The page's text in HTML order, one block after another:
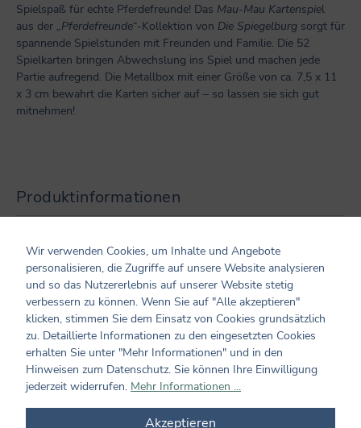
Spielspaß für echte Pferdefreunde! Das Mau-Mau Kartenspiel
aus der „Pferdefreunde“-Kollektion von Die Spiegelburg sorgt für
spannende Spielstunden mit Freunden und Familie. Die 52
Spielkarten bringen Abwechslung ins Spiel und machen jede
Partie aufregend. Die Metallbox mit einer Größe von ca. 7,5 x 11
x 3 cm bewahrt die Karten sicher auf – so lassen sie sich gut
mitnehmen!
Produktinformationen
Maße/ Gewicht/ Inhalt: ca. 7,5 x 11 x 3 cm
Verarbeitung: Karten aus Pappe / Box aus Metall
Hersteller und verantwortliche Person:
Coppenrath Verlag GmbH & Co. KG
Hafenweg 30
48155 Münster
info@coppenrath.de
Kundenmeinungen
Wir verwenden Cookies, um Inhalte und Angebote
personalisieren, die Zugriffe auf unsere Website analysieren
und so das Nutzererlebnis auf unserer Website stetig
verbessern zu können. Wenn Sie auf "Alle akzeptieren"
klicken, stimmen Sie dem Einsatz von Cookies grundsätzlich
zu. Detaillierte Informationen zu den eingesetzten Cookies
erhalten Sie unter "Mehr Informationen" und in den
Hinweisen zum Datenschutz. Sie können Ihre Einwilligung
jederzeit widerrufen. Mehr Informationen ...
Akzeptieren